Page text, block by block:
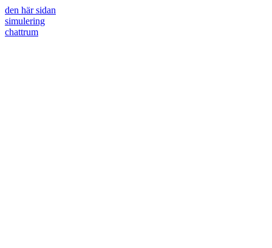
den här sidan
simulering
chattrum